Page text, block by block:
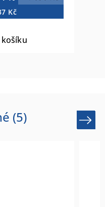
Kč
(5) Next